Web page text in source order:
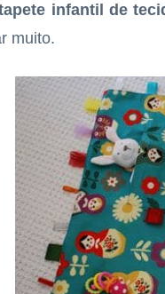
infantil de
muito.